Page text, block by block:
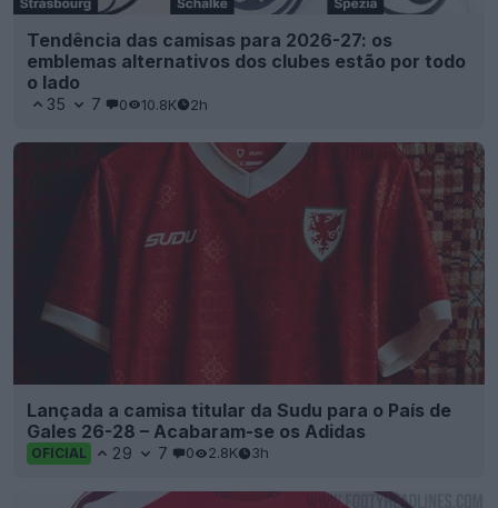
Tendência das camisas para 2026-27: os
emblemas alternativos dos clubes estão por todo
o lado
35 7 0 10.8K 2h
Lançada a camisa titular da Sudu para o País de
Gales 26-28 – Acabaram-se os Adidas
OFICIAL 29 7 0 2.8K 3h